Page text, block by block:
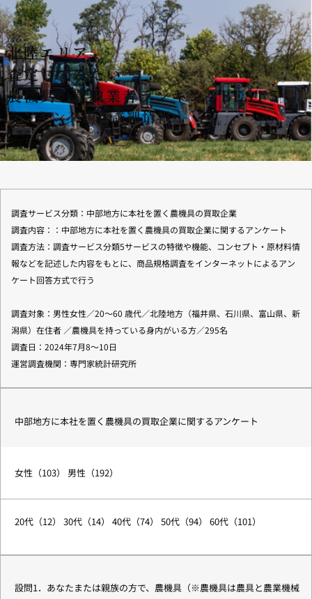
北陸エリア
査定してみたい
農機具の買取業者ランキングBEST５
ランキング調査詳細情報
調査サービス分類：中部地⽅に本社を置く農機具の買取企業
調査内容：：中部地⽅に本社を置く農機具の買取企業に関するアンケート
調査方法：調査サービス分類5サービスの特徴や機能、コンセプト・原材料情
報などを記述した内容をもとに、商品規格調査をインターネットによるアン
ケート回答⽅式で⾏う
調査対象：男性⼥性／20〜60 歳代／北陸地⽅（福井県、⽯川県、富⼭県、新
潟県）在住者 ／農機具を持っている⾝内がいる⽅／295名
調査日：2024年7⽉8〜10⽇
運営調査機関：専⾨家統計研究所
中部地⽅に本社を置く農機具の買取企業に関するアンケート
⼥性（103） 男性（192）
20代（12） 30代（14） 40代（74） 50代（94） 60代（101）
設問1．あなたまたは親族の⽅で、農機具（※農機具は農具と農業機械